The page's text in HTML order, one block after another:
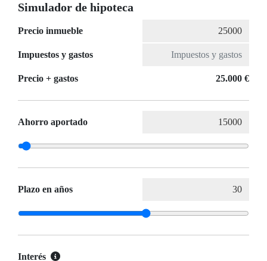
Simulador de hipoteca
Precio inmueble
Impuestos y gastos
Precio + gastos 25.000 €
Ahorro aportado
Plazo en años
Interés